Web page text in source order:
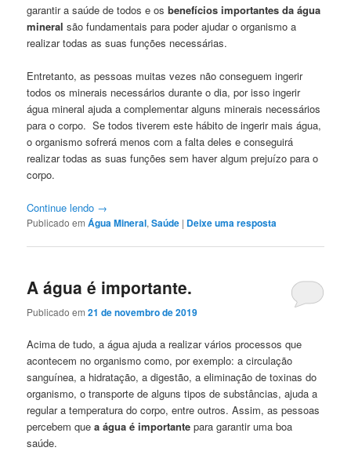
garantir a saúde de todos e osbenefícios importantes da água
mineral são fundamentais para poder ajudar o organismo a
realizar todas as suas funções necessárias.
Entretanto, as pessoas muitas vezes não conseguem ingerir
todos os minerais necessários durante o dia, por isso ingerir
água mineral ajuda a complementar alguns minerais necessários
para o corpo. Se todos tiverem este hábito de ingerir mais água,
o organismo sofrerá menos com a falta deles e conseguirá
realizar todas as suas funções sem haver algum prejuízo para o
corpo.
Continue lendo →
Publicado em Água Mineral,Saúde | Deixe uma resposta
A água é importante.
Publicado em21 de novembro de 2019
Acima de tudo, a água ajuda a realizar vários processos que
acontecem no organismo como, por exemplo: a circulação
sanguínea, a hidratação, a digestão, a eliminação de toxinas do
organismo, o transporte de alguns tipos de substâncias, ajuda a
regular a temperatura do corpo, entre outros. Assim, as pessoas
percebem quea água é importante para garantir uma boa
saúde.